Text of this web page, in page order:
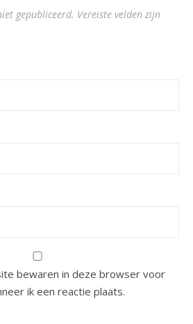
gepubliceerd. Vereiste velden zijn
bewaren in deze browser voor
ik een reactie plaats.